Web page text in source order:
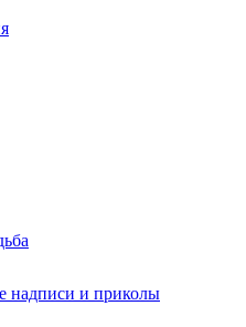
надписи и приколы